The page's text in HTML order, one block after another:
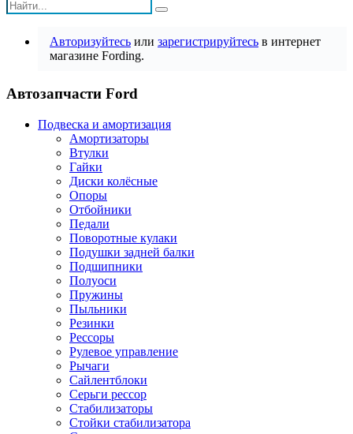
Авторизуйтесь или зарегистрируйтесь в интернет
магазине Fording.
Автозапчасти Ford
Подвеска и амортизация
Амортизаторы
Втулки
Гайки
Диски колёсные
Опоры
Отбойники
Педали
Поворотные кулаки
Подушки задней балки
Подшипники
Полуоси
Пружины
Пыльники
Резинки
Рессоры
Рулевое управление
Рычаги
Сайлентблоки
Серьги рессор
Стабилизаторы
Стойки стабилизатора